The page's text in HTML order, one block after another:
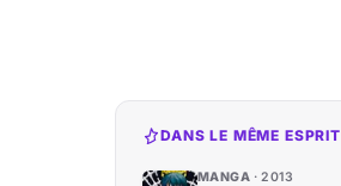
DANS LE MÊME ESPRIT
MANGA 2013